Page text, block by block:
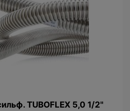
TUBOFLEX 5,0 1/2"